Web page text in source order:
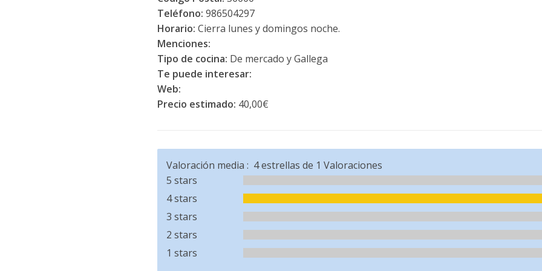
Teléfono: 986504297
Horario: Cierra lunes y domingos noche.
Menciones:
Tipo de cocina: De mercado y Gallega
Te puede interesar:
Web:
Precio estimado: 40,00€
Valoración media :
5 stars
4 stars
3 stars
2 stars
1 stars
4estrellas de 1 Valoraciones